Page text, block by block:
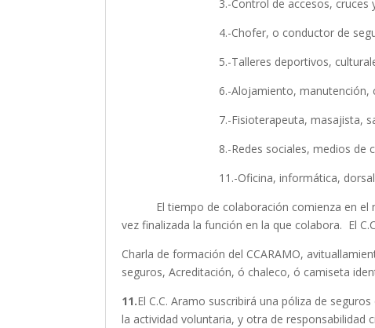
3.-Control de accesos, cruces y
4.-Chofer, o conductor de
5.-Talleres deportivos, culturales y
6.-Alojamiento, manutención, cocina,
7.-Fisioterapeuta, masajista,
8.-Redes sociales, medios de
11.-Oficina, informática, dorsales,
El tiempo de colaboración comienza en el
vez finalizada la función en la que colabora. El
Charla de formación del CCARAMO,
seguros, Acreditación, ó chaleco, ó camiseta
11.El C.C. Aramo suscribirá una póliza de
la actividad voluntaria, y otra de responsabilidad